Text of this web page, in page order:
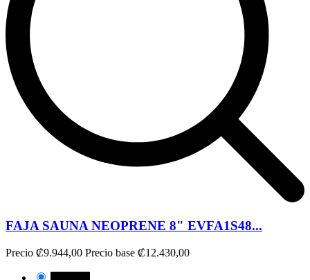
FAJA SAUNA NEOPRENE 8" EVFA1S48...
Precio ₡9.944,00 Precio base ₡12.430,00